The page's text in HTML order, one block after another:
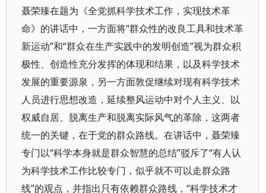
聂荣臻在题为《全党抓科学技术工作，实现技术革
命》的讲话中，一方面将“群众性的改良工具和技术革
新运动”和“群众在生产实践中的发明创造”视为群众积
极性、创造性充分发挥的体现和结果，以及科学技术
发展的重要源泉，另一方面敦促继续对现有科学技术
人员进行思想改造，延续整风运动中对个人主义、以
权威自居、脱离生产和脱离实际风气的革除，这两者
统一的关键，在于党的群众路线。在讲话中，聂荣臻
专门以“科学本身就是群众智慧的总结”驳斥了“有人认
为科学技术工作比较专门，似乎就不可以走群众路
线”的观点，并指出只有依赖群众路线，“科学技术才